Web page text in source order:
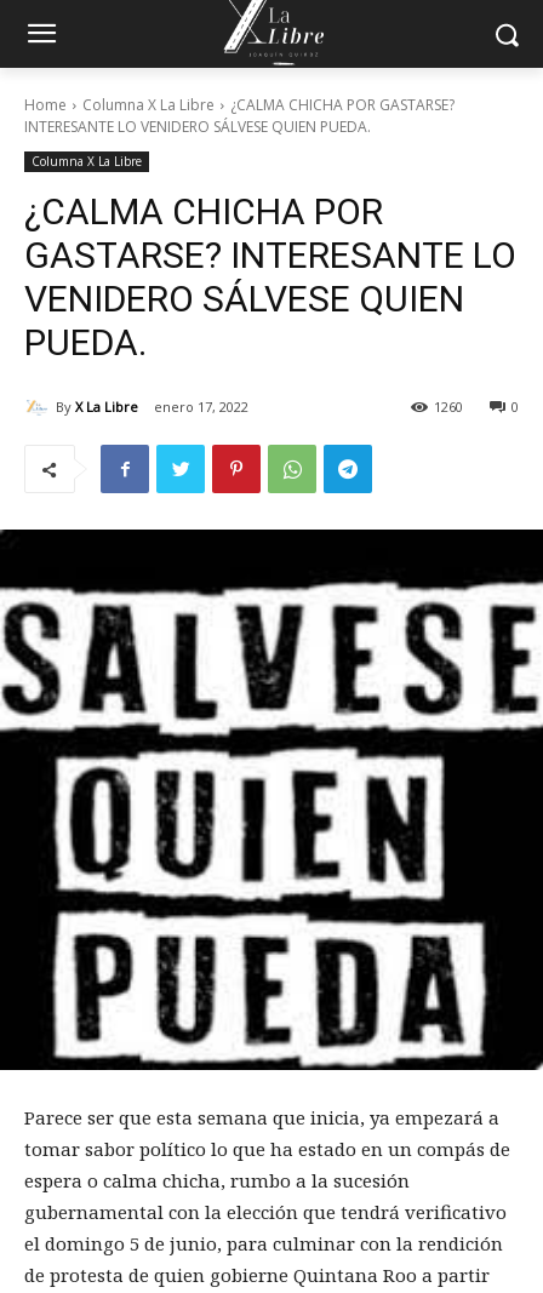
Home Columna X La Libre
¿CALMA CHICHA POR GASTARSE?
INTERESANTE LO VENIDERO SÁLVESE QUIEN PUEDA.
Columna X La Libre
¿CALMA CHICHA POR
GASTARSE? INTERESANTE LO
VENIDERO SÁLVESE QUIEN
PUEDA.
By X La Libre enero 17, 2022 0
1260
Parece ser que esta semana que inicia, ya empezará a
tomar sabor político lo que ha estado en un compás de
espera o calma chicha, rumbo a la sucesión
gubernamental con la elección que tendrá verificativo
el domingo 5 de junio, para culminar con la rendición
de protesta de quien gobierne Quintana Roo a partir